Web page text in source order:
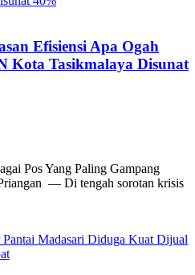
Efisiensi Apa Ogah
Kota Tasikmalaya Disunat
Pos Yang Paling Gampang
— Di tengah sorotan krisis